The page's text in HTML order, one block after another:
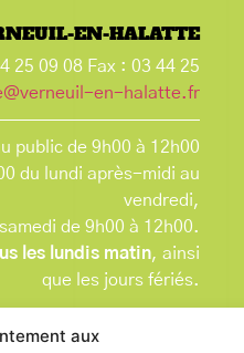
aux
EN-HALATTE
25 09 08 Fax : 03 44 25
en-halatte.fr
public de 9h00 à 12h00
du lundi après-midi au
vendredi,
de 9h00 à 12h00.
les lundis matin, ainsi
que les jours fériés.